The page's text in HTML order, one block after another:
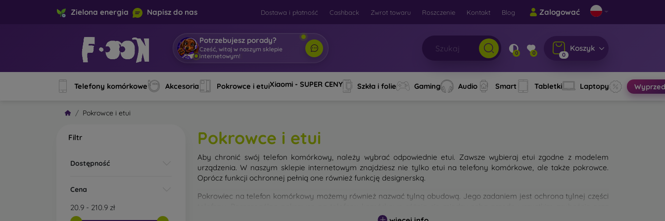
Zielona energia Napisz do nas Dostawa i płatność Cashback Zwrot towaru Roszczenie Kontakt Blog Zalogować
Potrzebujesz porady?
Cześć, w| 0 0 0
Koszyk
Telefony komórkowe Akcesoria Pokrowce i etuiXiaomi - SUPER CENY Szkła i folie Gaming Audio Smart Tabletki Laptopy
Pokrowce i etui
Filtr
Dostępność
Cena
20.9 - 210.9 zł
Pokrowce i etui
Aby chronić swój telefon komórkowy, należy wybrać odpowiednie etui. Zawsze wybieraj etui zgodne z modelem
urządzenia. W naszym sklepie internetowym znajdziesz nie tylko etui na telefony komórkowe, ale także pokrowce.
Oprócz funkcji ochronnej pełnią one również funkcję designerską.
Pokrowiec na telefon komórkowy możemy również nazwać tylną obudową. Jego zadaniem jest ochrona tylnej części